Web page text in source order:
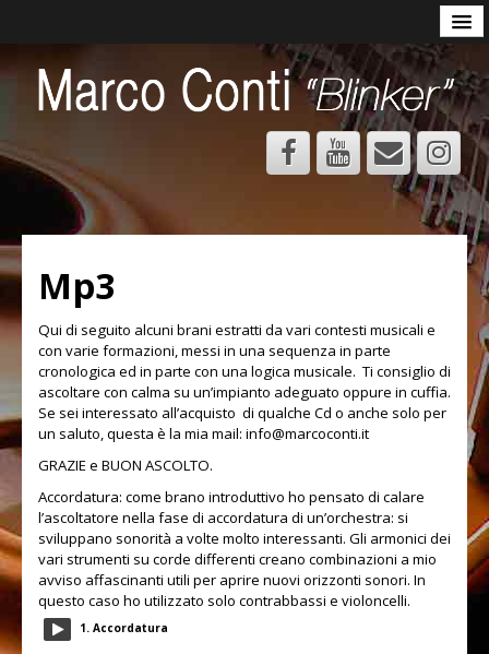
MUSICA
Curriculum
Progetti
Mp3
Foto
DIDATTICA
Presentazione Didattica MC
Basso elettrico
Improvvisazione
Ear training
Spartiti
RHYTHM CARDS
Mp3
Qui di seguito alcuni brani estratti da vari contesti musicali e
con varie formazioni, messi in una sequenza in parte
cronologica ed in parte con una logica musicale. Ti consiglio di
ascoltare con calma su un’impianto adeguato oppure in cuffia.
Se sei interessato all’acquisto di qualche Cd o anche solo per
un saluto, questa è la mia mail: info@marcoconti.it
GRAZIE e BUON ASCOLTO.
Accordatura: come brano introduttivo ho pensato di calare
l’ascoltatore nella fase di accordatura di un’orchestra: si
sviluppano sonorità a volte molto interessanti. Gli armonici dei
vari strumenti su corde differenti creano combinazioni a mio
avviso affascinanti utili per aprire nuovi orizzonti sonori. In
questo caso ho utilizzato solo contrabbassi e violoncelli.
1. Accordatura